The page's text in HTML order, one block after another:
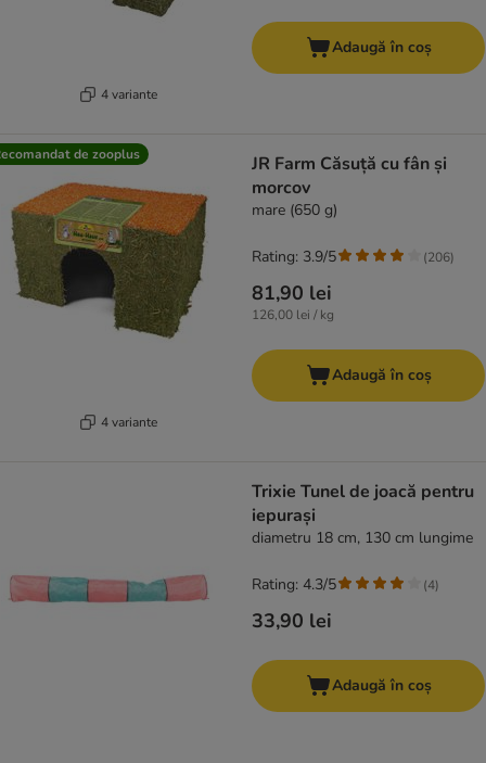
4 variante
Adaugă în coș
de zooplus
4 variante
JR Farm Căsuță cu fân și
morcov
mare (650 g)
81,90 lei
126,00 lei / kg
Rating: 3.9/5 (206)
Adaugă în coș
Trixie Tunel de joacă pentru
iepurași
diametru 18 cm, 130 cm lungime
33,90 lei
Rating: 4.3/5 (4)
Adaugă în coș